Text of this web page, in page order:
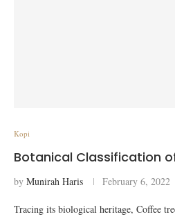
Kopi
Botanical Classification
by Munirah Haris February 6, 2022
Tracing its biological heritage, Coffee